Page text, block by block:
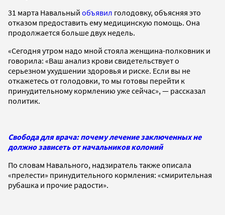
31 марта Навальный объявил голодовку, объясняя это
отказом предоставить ему медицинскую помощь. Она
продолжается больше двух недель.
«Сегодня утром надо мной стояла женщина-полковник и
говорила: «Ваш анализ крови свидетельствует о
серьезном ухудшении здоровья и риске. Если вы не
откажетесь от голодовки, то мы готовы перейти к
принудительному кормлению уже сейчас», — рассказал
политик.
Свобода для врача: почему лечение заключенных не
должно зависеть от начальников колоний
По словам Навального, надзиратель также описала
«прелести» принудительного кормления: «смирительная
рубашка и прочие радости».